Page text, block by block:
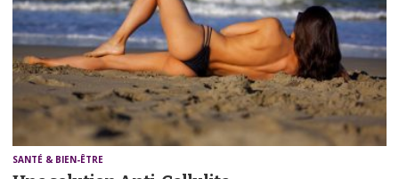
SANTÉ & BIEN-ÊTRE